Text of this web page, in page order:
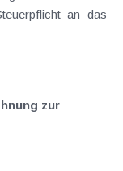
zur